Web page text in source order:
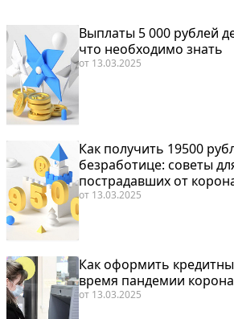
Выплаты 5 000 рублей
что необходимо знать
от 13.03.2025
Как получить 19500
безработице: советы
пострадавших от
от 13.03.2025
Как оформить
время пандемии
от 13.03.2025